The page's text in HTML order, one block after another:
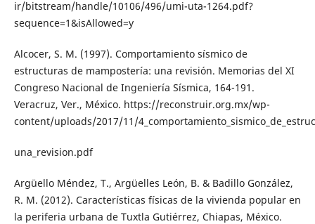
ir/bitstream/handle/10106/496/umi-uta-1264.pdf?
sequence=1&isAllowed=y
Alcocer, S. M. (1997). Comportamiento sísmico de
estructuras de mampostería: una revisión. Memorias del XI
Congreso Nacional de Ingeniería Sísmica, 164-191.
Veracruz, Ver., México. https://reconstruir.org.mx/wp-
content/uploads/2017/11/
una_revision.pdf
Argüello Méndez, T., Argüelles León, B. & Badillo González,
R. M. (2012). Características físicas de la vivienda popular en
la periferia urbana de Tuxtla Gutiérrez, Chiapas, México.